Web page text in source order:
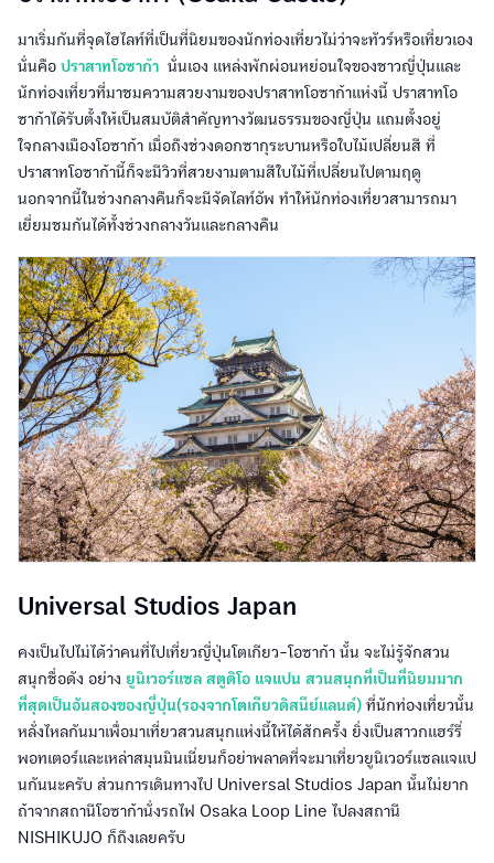
นอกจากนี้ในช่วงกลางคืนก็จะมีจัดไลท์อัพ ทำให้นักท่องเที่ยวสามารถมา
เยี่ยมชมกันได้ทั้งช่วงกลางวันและกลางคืน
Universal Studios Japan
คงเป็นไปไม่ได้ว่าคนที่ไปเที่ยวญี่ปุ่นโตเกียว-โอซาก้า นั้น จะไม่รู้จักสวน
สนุกชื่อดัง อย่างยูนิเวอร์แซล สตูดิโอ แจแปน สวนสนุกที่เป็นที่นิยมมาก
ที่สุดเป็นอันสองของญี่ปุ่น(รองจากโตเกียวดิสนีย์แลนด์)ที่นักท่องเที่ยวนั้น
พอทเตอร์และเหล่าสมุนมินเนี่ยนก็อย่าพลาดที่จะมาเที่ยวยูนิเวอร์แซลแจแป
ถ้าจากสถานีโอซาก้านั่งรถไฟ Osaka Loop Line ไปลงสถานี
NISHIKUJO ก็ถึงเลยครับ